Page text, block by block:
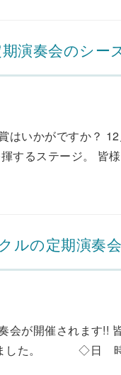
演奏会のシー
はいかがですか？
するステージ。
ルの定期演奏
会が開催されま
。 ◇日 時：